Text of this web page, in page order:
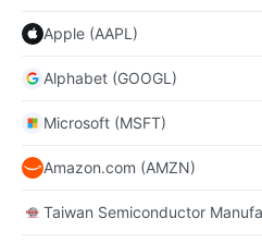
Apple (AAPL)
Alphabet (GOOGL)
Microsoft (MSFT)
Amazon.com (AMZN)
Taiwan Semiconductor